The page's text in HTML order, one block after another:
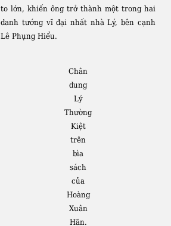
to lớn, khiến ông trở thành một trong hai
danh tướng vĩ đại nhất nhà Lý, bên cạnh
Lê Phụng Hiểu.
Chân
dung
Lý
Thường
Kiệt
trên
bìa
sách
của
Hoàng
Xuân
Hãn.